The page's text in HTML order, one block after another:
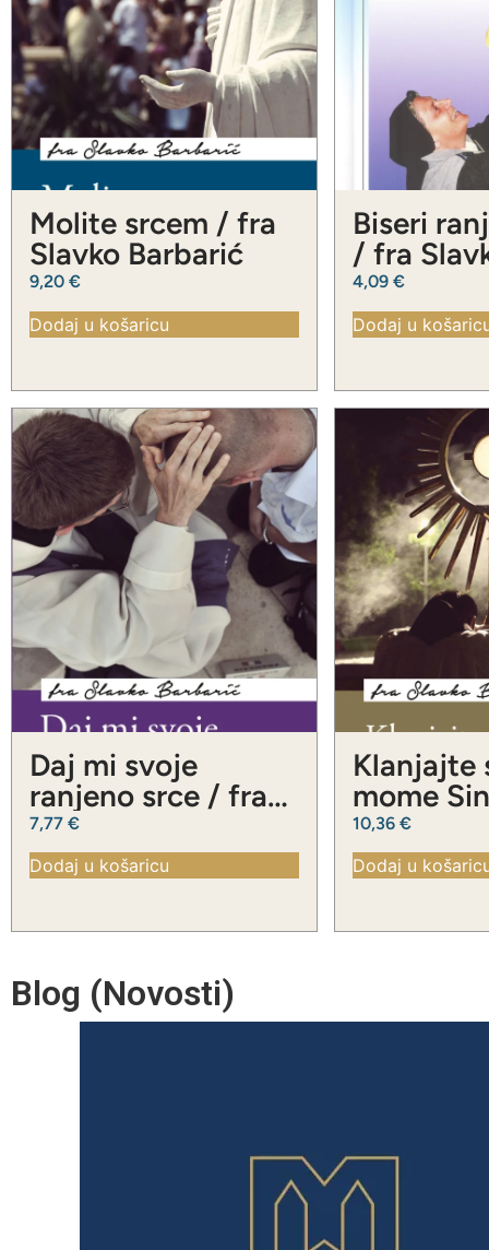
Molite srcem / fra
Slavko Barbarić
9,20 €
Dodaj u košaricu
Biseri
/ fra
Barbarić
4,09 €
Dodaj u
Daj mi svoje
ranjeno srce / fra
Slavko Barbarić
7,77 €
Dodaj u košaricu
Klanjajte
mome
Slavko
10,36 €
Dodaj u
Blog (Novosti)